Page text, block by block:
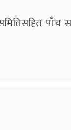
पाँच